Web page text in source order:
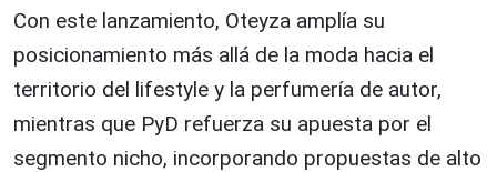
Con este lanzamiento, Oteyza amplía su
posicionamiento más allá de la moda hacia el
territorio del lifestyle y la perfumería de autor,
mientras que PyD refuerza su apuesta por el
segmento nicho, incorporando propuestas de alto